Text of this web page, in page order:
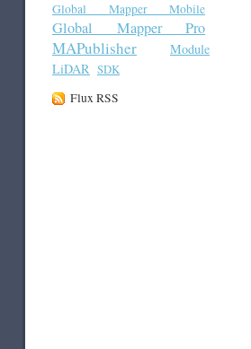
Global Mapper Mobile
Global Mapper Pro
MAPublisher
Module
LiDAR SDK
Flux RSS